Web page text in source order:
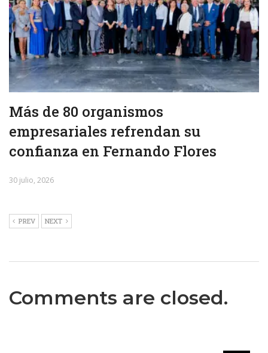
Más de 80 organismos
empresariales refrendan su
confianza en Fernando Flores
30 julio, 2026
PREV NEXT
Comments are closed.